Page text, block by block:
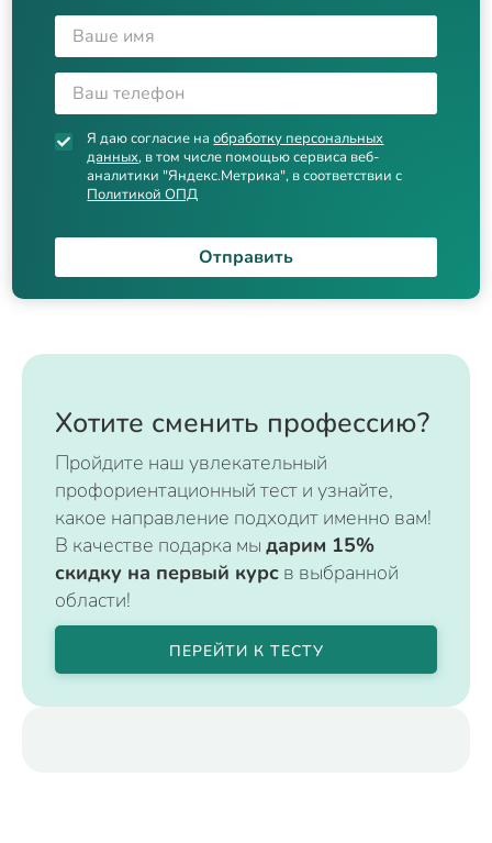
Я даю согласие наобработку персональных
данных, в том числе помощью сервиса веб-
аналитики "Яндекс.Метрика", в соответствии с
Политикой ОПД
Отправить
Хотите сменить профессию?
Пройдите наш увлекательный
профориентационный тест и узнайте,
какое направление подходит именно вам!
В качестве подарка мы дарим 15%
скидку на первый курс в выбранной
области!
ПЕРЕЙТИ К ТЕСТУ